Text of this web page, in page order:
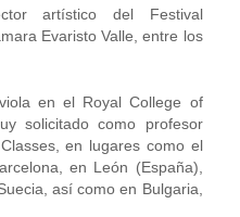
artístico del Festival
Evaristo Valle, entre los
en el Royal College of
solicitado como profesor
en lugares como el
en León (España),
así como en Bulgaria,